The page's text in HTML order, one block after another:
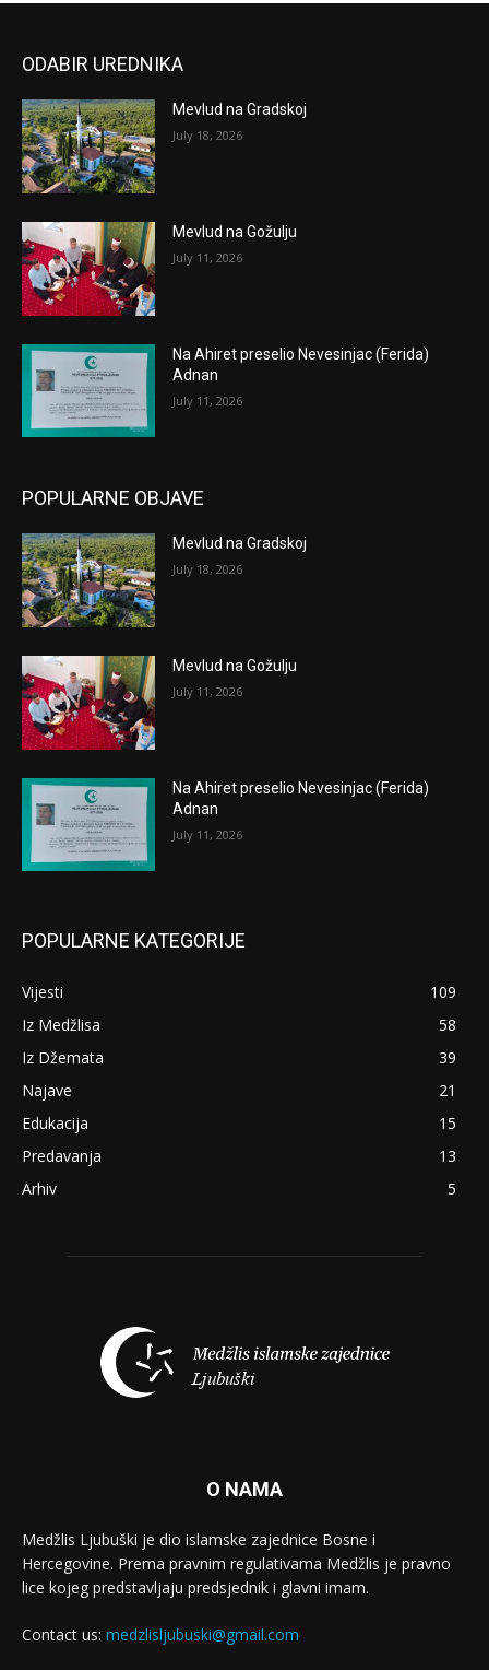
ODABIR UREDNIKA
Mevlud na Gradskoj
July 18, 2026
Mevlud na Gožulju
July 11, 2026
Na Ahiret preselio Nevesinjac (Ferida)
Adnan
July 11, 2026
POPULARNE OBJAVE
Mevlud na Gradskoj
July 18, 2026
Mevlud na Gožulju
July 11, 2026
Na Ahiret preselio Nevesinjac (Ferida)
Adnan
July 11, 2026
POPULARNE KATEGORIJE
Vijesti
109
Iz Medžlisa
58
Iz Džemata
39
Najave
21
Edukacija
15
Predavanja
13
Arhiv
5
O NAMA
Medžlis Ljubuški je dio islamske zajednice Bosne i
Hercegovine. Prema pravnim regulativama Medžlis je pravno
lice kojeg predstavljaju predsjednik i glavni imam.
Contact us: medzlisljubuski@gmail.com